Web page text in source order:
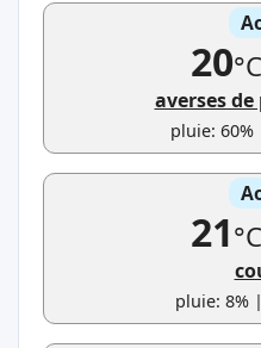
20°C
averses
pluie:
21°C
pluie: 8%